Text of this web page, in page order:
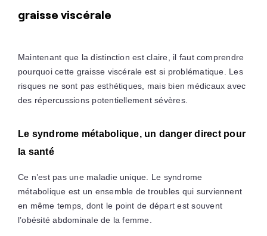
graisse viscérale
Maintenant que la distinction est claire, il faut comprendre
pourquoi cette graisse viscérale est si problématique. Les
risques ne sont pas esthétiques, mais bien médicaux avec
des répercussions potentiellement sévères.
Le syndrome métabolique, un danger direct pour
la santé
Ce n’est pas une maladie unique. Le syndrome
métabolique est un ensemble de troubles qui surviennent
en même temps, dont le point de départ est souvent
l’obésité abdominale de la femme.